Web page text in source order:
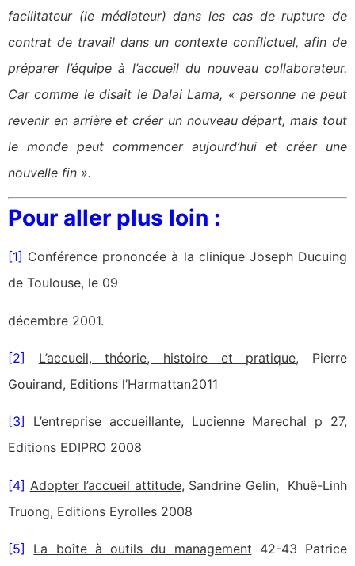
facilitateur (le médiateur) dans les cas de rupture de
contrat de travail dans un contexte conflictuel, afin de
préparer l’équipe à l’accueil du nouveau collaborateur.
Car comme le disait le Dalai Lama, « personne ne peut
revenir en arrière et créer un nouveau départ, mais tout
le monde peut commencer aujourd’hui et créer une
nouvelle fin ».
Pour aller plus loin :
[1] Conférence prononcée à la clinique Joseph Ducuing
de Toulouse, le 09
décembre 2001.
[2] L’accueil, théorie, histoire et pratique, Pierre
Gouirand, Editions l’Harmattan2011
[3] L’entreprise accueillante, Lucienne Marechal p 27,
Editions EDIPRO 2008
[4] Adopter l’accueil attitude, Sandrine Gelin, Khuê-Linh
Truong, Editions Eyrolles 2008
[5] La boîte à outils du management 42-43 Patrice